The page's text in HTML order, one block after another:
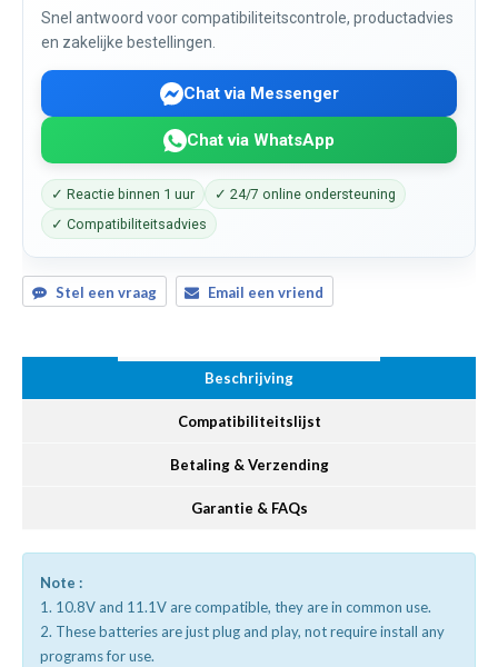
Snel antwoord voor compatibiliteitscontrole, productadvies
en zakelijke bestellingen.
Chat via Messenger
Chat via WhatsApp
✓ Reactie binnen 1 uur
✓ 24/7 online ondersteuning
✓ Compatibiliteitsadvies
Stel een vraag Email een vriend
Beschrijving
Compatibiliteitslijst
Betaling & Verzending
Garantie & FAQs
Note :
1. 10.8V and 11.1V are compatible, they are in common use.
2. These batteries are just plug and play, not require install any
programs for use.